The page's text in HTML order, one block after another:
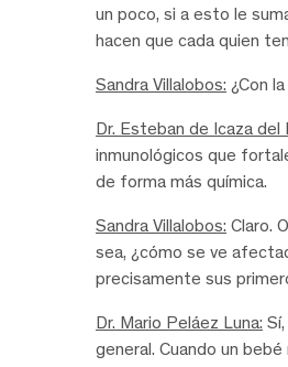
un poco, si a esto le
hacen que cada quien
Sandra Villalobos: ¿Con
Dr. Esteban de Icaza del
inmunológicos que
de forma más química.
Sandra Villalobos: Claro.
sea, ¿cómo se ve
precisamente sus
Dr. Mario Peláez Luna:
general. Cuando un